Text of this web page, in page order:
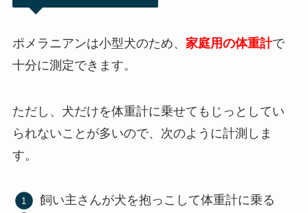
ポメラニアンは小型犬のため、 家庭用の体重計で
十分に測定できます。
ただし、犬だけを体重計に乗せてもじっとしてい
られないことが多いので、次のように計測しま
す。
飼い主さんが犬を抱っこして体重計に乗る